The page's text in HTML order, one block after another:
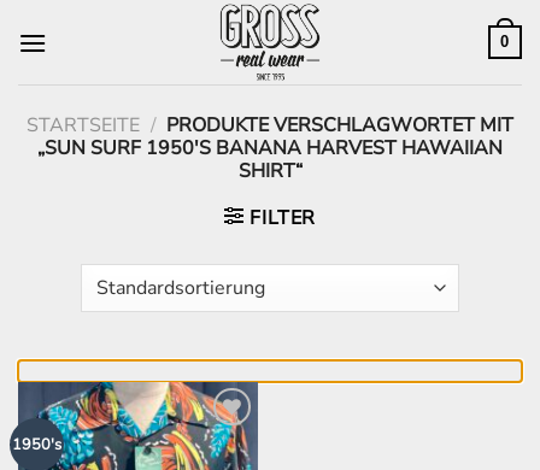
Inhalt
0
STARTSEITE / PRODUKTE VERSCHLAGWORTET MIT
„SUN SURF 1950'S BANANA HARVEST HAWAIIAN
SHIRT“
FILTER
1950's
Zur
Wunschliste